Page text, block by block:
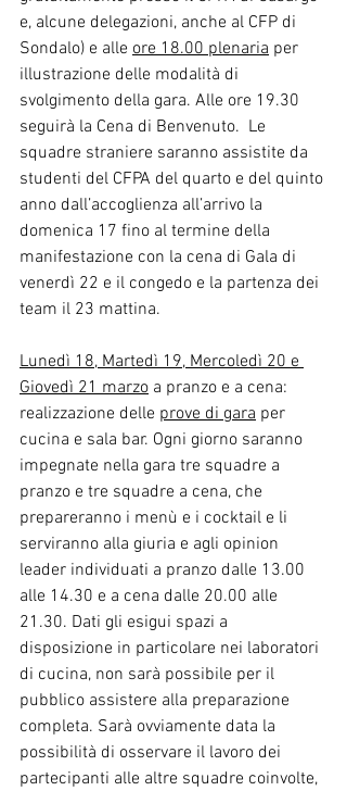
e, alcune delegazioni, anche al CFP di
Sondalo) e alle ore 18.00 plenaria per
illustrazione delle modalità di
svolgimento della gara. Alle ore 19.30
seguirà la Cena di Benvenuto.  Le
squadre straniere saranno assistite da
studenti del CFPA del quarto e del quinto
anno dall’accoglienza all’arrivo la
domenica 17 fino al termine della
manifestazione con la cena di Gala di
venerdì 22 e il congedo e la partenza dei
team il 23 mattina.
Lunedì 18, Martedì 19, Mercoledì 20 e
Giovedì 21 marzo a pranzo e a cena:
realizzazione delle prove di gara per
cucina e sala bar. Ogni giorno saranno
impegnate nella gara tre squadre a
pranzo e tre squadre a cena, che
prepareranno i menù e i cocktail e li
serviranno alla giuria e agli opinion
leader individuati a pranzo dalle 13.00
alle 14.30 e a cena dalle 20.00 alle
21.30. Dati gli esigui spazi a
disposizione in particolare nei laboratori
di cucina, non sarà possibile per il
pubblico assistere alla preparazione
completa. Sarà ovviamente data la
possibilità di osservare il lavoro dei
partecipanti alle altre squadre coinvolte,